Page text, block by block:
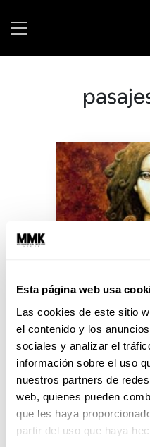
Esta página web usa
Las cookies de este sitio
el contenido y los
sociales y analizar el
información sobre el uso
nuestros partners de
web, quienes pueden
que les haya
partir del uso que haya
Las hijas
Cómo conocer
mujeres que